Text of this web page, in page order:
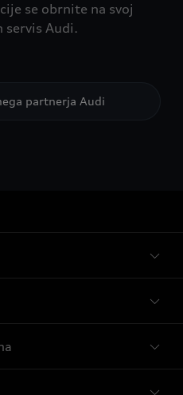
se obrnite na svoj
servis Audi.
partnerja Audi